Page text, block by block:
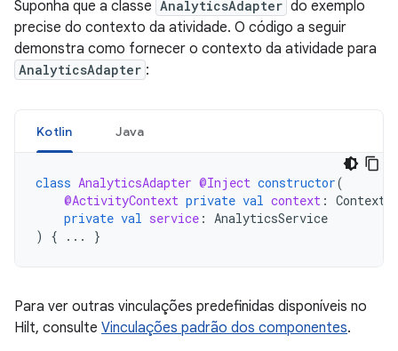
Suponha que a classe AnalyticsAdapter do exemplo
precise do contexto da atividade. O código a seguir
demonstra como fornecer o contexto da atividade para
AnalyticsAdapter :
Kotlin Java
class AnalyticsAdapter @Inject constructor(
@ActivityContext private val context : Context
private val service : AnalyticsService
)
{ ... }
Para ver outras vinculações predefinidas disponíveis no
Hilt, consulte Vinculações padrão dos componentes.